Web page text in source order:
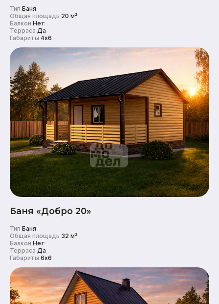
Тип Баня
Общая площадь 20 м²
Балкон Нет
Терраса Да
Габариты 4x6
Баня «Добро 20»
Тип Баня
Общая площадь 32 м²
Балкон Нет
Терраса Да
Габариты 6x6